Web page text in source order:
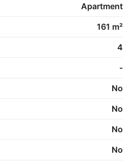
er der udgang til lille
alle hårde hvidevarer og
Apartment
161 m²
4
-
No
No
No
No